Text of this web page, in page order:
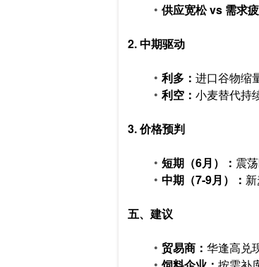
供应宽松 vs 需求疲
2. 中期驱动
利多： 进口谷物缩
利空： 小麦替代持
3. 价格预判
短期（6月）： 震
中期（7-9月）：
五、建议
贸易商： 华逢高兑